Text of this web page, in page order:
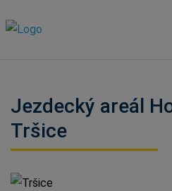
Jezdecký areál
Tršice
Tršice